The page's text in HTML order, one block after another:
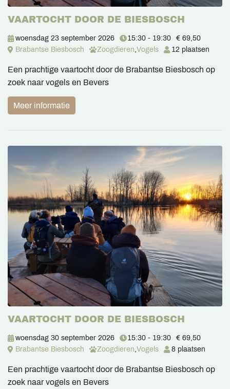
VAARTOCHT DOOR DE BIESBOSCH
woensdag 23 september 2026 15:30 - 19:30
€ 69,50
Brabantse Biesbosch
Zoogdieren,Vogels 12 plaatsen
Een prachtige vaartocht door de Brabantse Biesbosch op
zoek naar vogels en Bevers
Meer informatie
VAARTOCHT DOOR DE BIESBOSCH
woensdag 30 september 2026 15:30 - 19:30
€ 69,50
Brabantse Biesbosch
Zoogdieren,Vogels 8 plaatsen
Een prachtige vaartocht door de Brabantse Biesbosch op
zoek naar vogels en Bevers